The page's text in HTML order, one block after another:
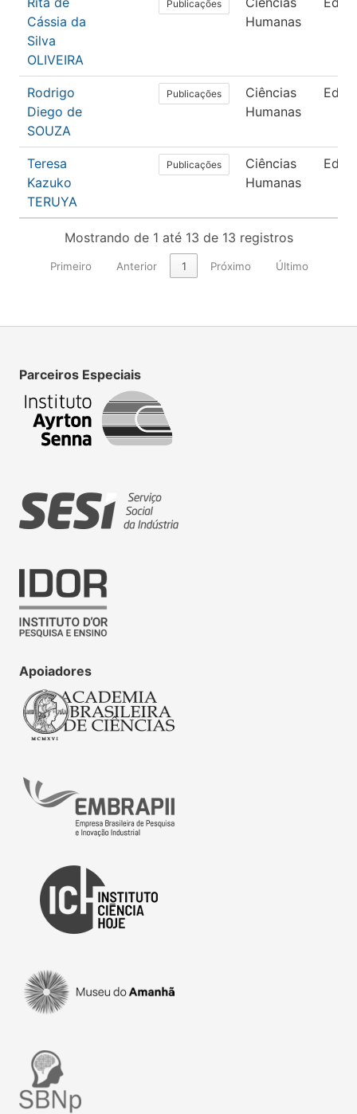
Cássia da
Silva
OLIVEIRA
Publicações
Humanas
Rodrigo
Diego de
SOUZA
Publicações
Ciências
Humanas
Teresa
Kazuko
TERUYA
Publicações
Ciências
Humanas
Mostrando de 1 até 13 de 13 registros
Primeiro Anterior 1 Próximo Último
Parceiros Especiais
Apoiadores